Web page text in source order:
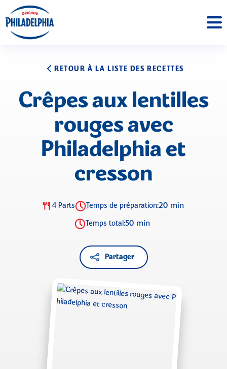
RETOUR À LA LISTE DES RECETTES
Crêpes aux lentilles
rouges avec
Philadelphia et
cresson
4 Parts Temps de préparation:20 min
Temps total:50 min
Partager